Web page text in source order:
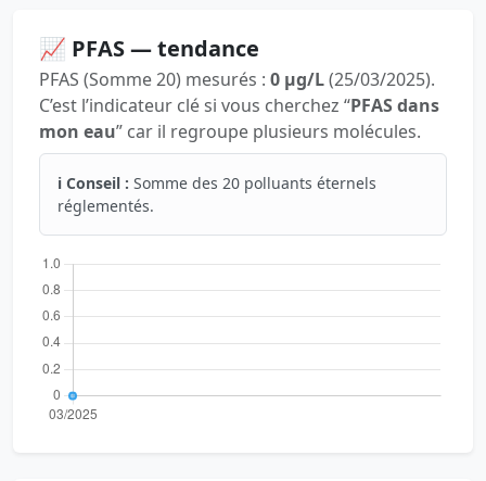
📈 PFAS — tendance
PFAS (Somme 20) mesurés : 0 µg/L(25/03/2025).
C’est l’indicateur clé si vous cherchez “PFAS dans
mon eau” car il regroupe plusieurs molécules.
ℹ️ Conseil : Somme des 20 polluants éternels
réglementés.